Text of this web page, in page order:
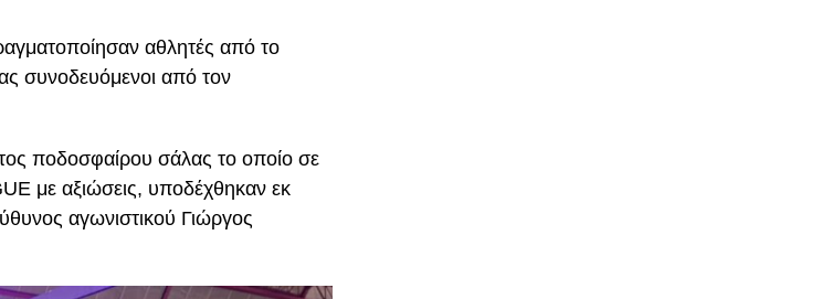
αθλητές από το
συνοδευόμενοι από τον
ποδοσφαίρου σάλας το οποίο σε
με αξιώσεις, υποδέχθηκαν εκ
αγωνιστικού Γιώργος